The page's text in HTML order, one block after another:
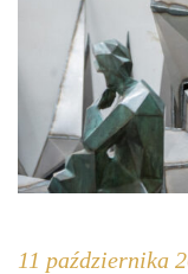
11 października